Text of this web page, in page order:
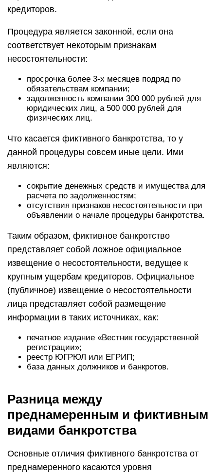
кредиторов.
Процедура является законной, если она
соответствует некоторым признакам
несостоятельности:
просрочка более 3-х месяцев подряд по
обязательствам компании;
задолженность компании 300 000 рублей для
юридических лиц, а 500 000 рублей для
физических лиц.
Что касается фиктивного банкротства, то у
данной процедуры совсем иные цели. Ими
являются:
сокрытие денежных средств и имущества для
расчета по задолженностям;
отсутствия признаков несостоятельности при
объявлении о начале процедуры банкротства.
Таким образом, фиктивное банкротство
представляет собой ложное официальное
извещение о несостоятельности, ведущее к
крупным ущербам кредиторов. Официальное
(публичное) извещение о несостоятельности
лица представляет собой размещение
информации в таких источниках, как:
печатное издание «Вестник государственной
регистрации»;
реестр ЮГРЮЛ или ЕГРИП;
база данных должников и банкротов.
Разница между
преднамеренным и фиктивным
видами банкротства
Основные отличия фиктивного банкротства от
преднамеренного касаются уровня